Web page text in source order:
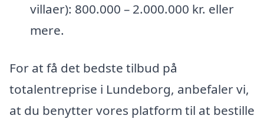
villaer): 800.000 – 2.000.000 kr. eller
mere.
For at få det bedste tilbud på
totalentreprise i Lundeborg, anbefaler vi,
at du benytter vores platform til at bestille